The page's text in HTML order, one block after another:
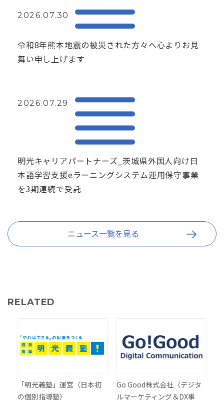
2026.07.30
令和8年熊本地震の被災された方々へ心よりお見
舞い申し上げます
2026.07.29
明光キャリアパートナーズ_茨城県外国人向け日
本語学習支援eラーニングシステム運用保守事業
を3期連続で受託
ニュース一覧を見る
RELATED
「明光義塾」運営（日本初
の個別指導塾）
Go Good株式会社（デジタ
ルマーケティング＆DX事